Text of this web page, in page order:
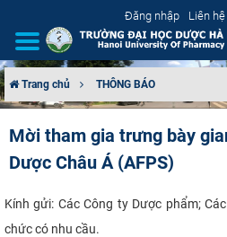
Đăng nhập Liên hệ
CƠ CẤU TỔ CHỨC
TUYỂN SINH
Trang chủ THÔNG BÁO
Mời tham gia trưng bày
Dược Châu Á (AFPS)
Kính gửi: Các Công ty Dược phẩm;
chức có nhu cầu.